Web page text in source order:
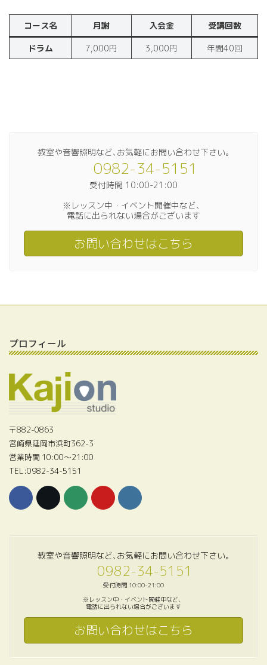
コース名 月謝 入会金
受講回数
ドラム
7,000円 3,000円 年間40回
教室や音響照明など､お気軽にお問い合わせ下さい｡
0982-34-5151
受付時間 10:00-21:00
※レッスン中・イベント開催中など、
電話に出られない場合がございます
お問い合わせはこちら
プロフィール
〒882-0863
宮崎県延岡市浜町362-3
営業時間 10:00〜21:00
TEL:0982-34-5151
教室や音響照明など､お気軽にお問い合わせ下さい｡
0982-34-5151
受付時間 10:00-21:00
※レッスン中・イベント開催中など、
電話に出られない場合がございます
お問い合わせはこちら